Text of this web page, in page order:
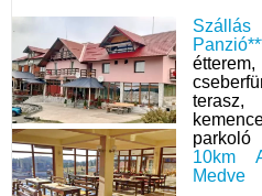
parkoló
10km
Medve